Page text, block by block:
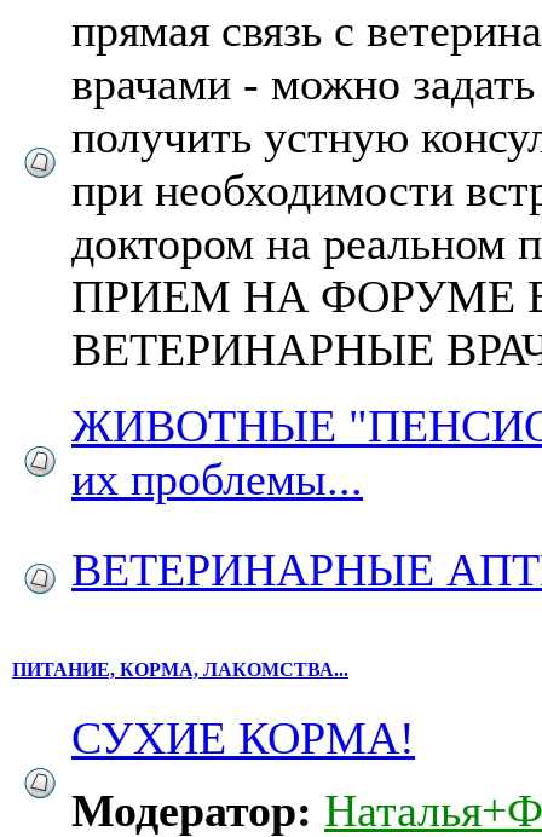
прямая связь с
врачами - можно
получить устную
при необходимости
доктором на реальном
ПРИЕМ НА ФОРУМЕ
ВЕТЕРИНАРНЫЕ
ЖИВОТНЫЕ
их проблемы...
ВЕТЕРИНАРНЫЕ
ПИТАНИЕ, КОРМА, ЛАКОМСТВА...
СУХИЕ КОРМА!
Модератор: